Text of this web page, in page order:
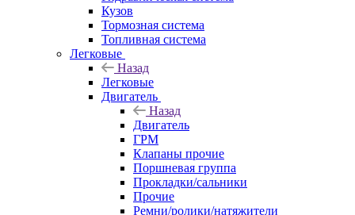
Кузов
Тормозная система
Топливная система
Легковые
Назад
Легковые
Двигатель
Назад
Двигатель
ГРМ
Клапаны прочие
Поршневая группа
Прокладки/сальники
Прочие
Ремни/ролики/натяжители